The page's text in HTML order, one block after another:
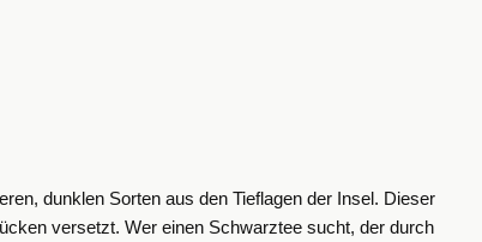
dunklen Sorten aus den Tieflagen der Insel. Dieser
versetzt. Wer einen Schwarztee sucht, der durch